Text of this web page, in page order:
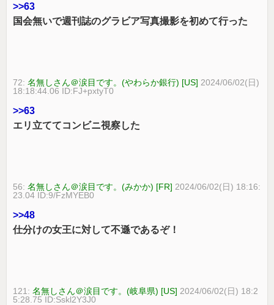
>>63
国会無いで週刊誌のグラビア写真撮影を初めて行った
72:名無しさん＠涙目です。(やわらか銀行) [US] 2024/06/02(日)
18:18:44.06 ID:FJ+pxtyT0
>>63
エリ立ててコンビニ視察した
56:名無しさん＠涙目です。(みかか) [FR] 2024/06/02(日) 18:16:
23.04 ID:9/FzMYEB0
>>48
仕分けの女王に対して不遜であるぞ！
121:名無しさん＠涙目です。(岐阜県) [US] 2024/06/02(日) 18:2
5:28.75 ID:Sskl2Y3J0